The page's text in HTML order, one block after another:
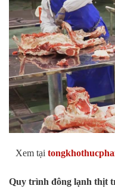
Xem tại
Quy trình đông lạnh thịt